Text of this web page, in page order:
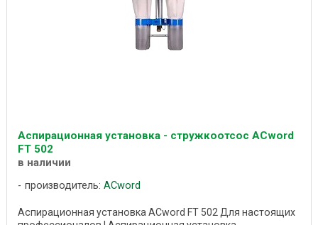
Аспирационная установка - стружкоотсос ACword
FT 502
в наличии
производитель: ACword
Аспирационная установка ACword FT 502 Для настоящих